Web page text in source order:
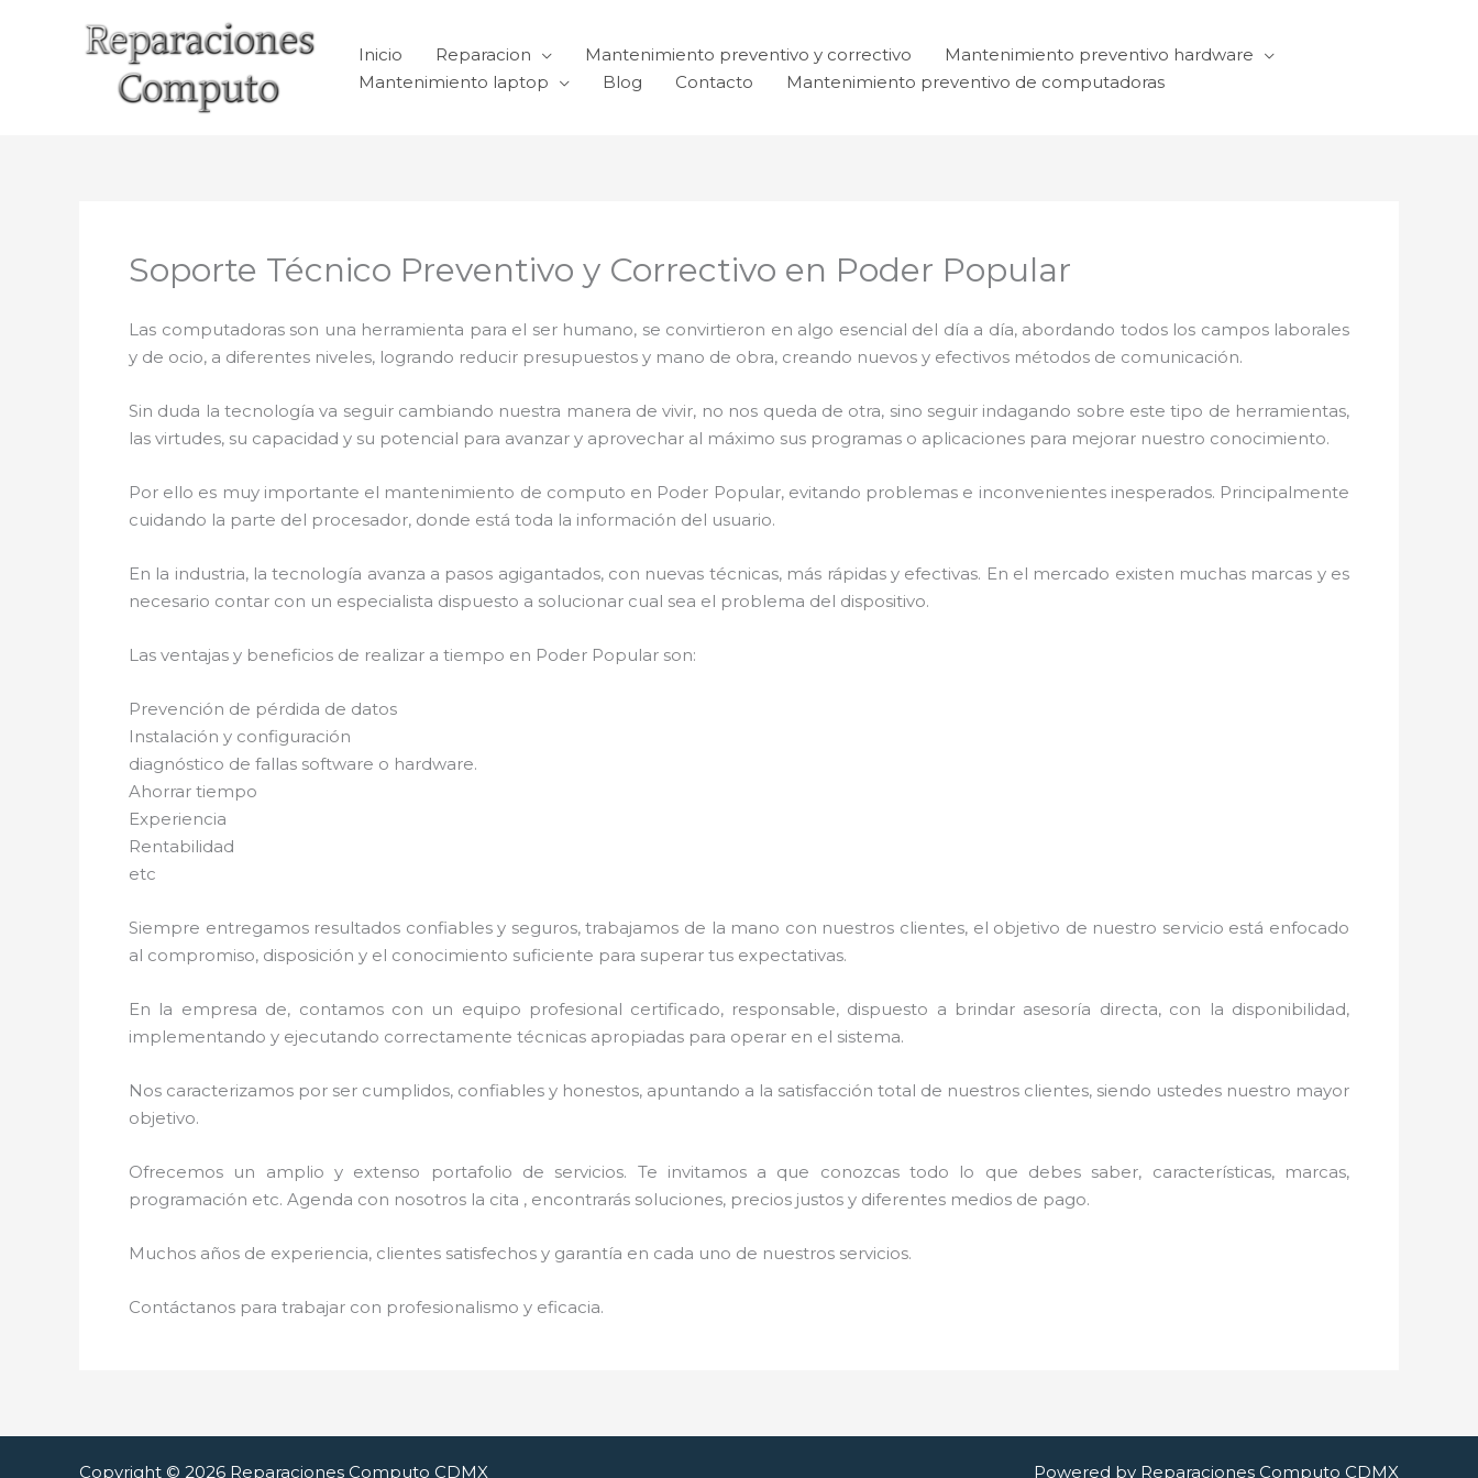
Inicio Reparacion Mantenimiento preventivo y correctivo
Mantenimiento preventivo hardware
Mantenimiento laptop
Blog Contacto Mantenimiento preventivo de computadoras
Soporte Técnico Preventivo y Correctivo en Poder Popular
Las computadoras son una herramienta para el ser humano, se convirtieron en algo esencial del día a día, abordando todos los campos laborales
y de ocio, a diferentes niveles, logrando reducir presupuestos y mano de obra, creando nuevos y efectivos métodos de comunicación.
Sin duda la tecnología va seguir cambiando nuestra manera de vivir, no nos queda de otra, sino seguir indagando sobre este tipo de herramientas,
las virtudes, su capacidad y su potencial para avanzar y aprovechar al máximo sus programas o aplicaciones para mejorar nuestro conocimiento.
Por ello es muy importante el mantenimiento de computo en Poder Popular, evitando problemas e inconvenientes inesperados. Principalmente
cuidando la parte del procesador, donde está toda la información del usuario.
En la industria, la tecnología avanza a pasos agigantados, con nuevas técnicas, más rápidas y efectivas. En el mercado existen muchas marcas y es
necesario contar con un especialista dispuesto a solucionar cual sea el problema del dispositivo.
Las ventajas y beneficios de realizar a tiempo en Poder Popular son:
Prevención de pérdida de datos
Instalación y configuración
diagnóstico de fallas software o hardware.
Ahorrar tiempo
Experiencia
Rentabilidad
etc
Siempre entregamos resultados confiables y seguros, trabajamos de la mano con nuestros clientes, el objetivo de nuestro servicio está enfocado
al compromiso, disposición y el conocimiento suficiente para superar tus expectativas.
En la empresa de, contamos con un equipo profesional certificado, responsable, dispuesto a brindar asesoría directa, con la disponibilidad,
implementando y ejecutando correctamente técnicas apropiadas para operar en el sistema.
Nos caracterizamos por ser cumplidos, confiables y honestos, apuntando a la satisfacción total de nuestros clientes, siendo ustedes nuestro mayor
objetivo.
Ofrecemos un amplio y extenso portafolio de servicios. Te invitamos a que conozcas todo lo que debes saber, características, marcas,
programación etc. Agenda con nosotros la cita , encontrarás soluciones, precios justos y diferentes medios de pago.
Muchos años de experiencia, clientes satisfechos y garantía en cada uno de nuestros servicios.
Contáctanos para trabajar con profesionalismo y eficacia.
Copyright © 2026 Reparaciones Computo CDMX Powered by Reparaciones Computo CDMX